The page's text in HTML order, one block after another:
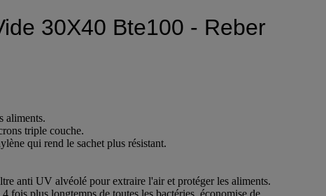
30X40 Bte100 - Reber
aliments.
triple couche.
qui rend le sachet plus résistant.
anti UV alvéolé pour extraire l'air et protéger les aliments.
fois plus longtemps de toutes les bactéries, économise de.